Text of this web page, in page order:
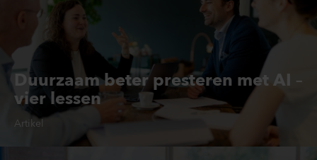
Duurzaam beter presteren met AI –
vier lessen
Artikel